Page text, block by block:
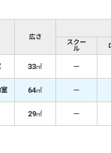
広さ
スクー
ル
33㎡ －
室 64㎡ －
29㎡ －